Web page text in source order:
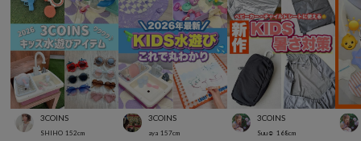
3COINS
SHIHO 152cm
3COINS
aya 157cm
3COINS
Suu☺︎ 168cm